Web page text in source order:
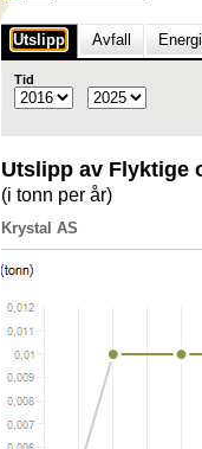
Utslipp Avfall
Tid
Utslipp av Flyktige
(i tonn per år)
Krystal AS